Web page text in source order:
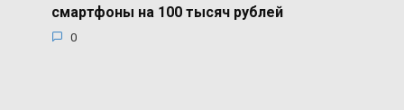
смартфоны на 100 тысяч рублей
0